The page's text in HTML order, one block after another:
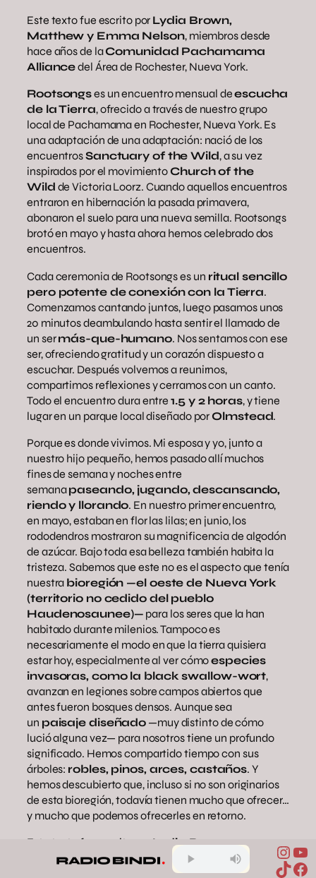
Este texto fue escrito por Lydia Brown,
Matthew y Emma Nelson, miembros desde
hace años de laComunidad Pachamama
Alliancedel Área de Rochester, Nueva York.
Rootsongses un encuentro mensual deescucha
de la Tierra, ofrecido a través de nuestro grupo
local de Pachamama en Rochester, Nueva York. Es
una adaptación de una adaptación: nació de los
encuentrosSanctuary of the Wild, a su vez
inspirados por el movimiento Church of the
Wild de Victoria Loorz. Cuando aquellos encuentros
entraron en hibernación la pasada primavera,
abonaron el suelo para una nueva semilla. Rootsongs
brotó en mayo y hasta ahora hemos celebrado dos
encuentros.
Cada ceremonia de Rootsongs es un ritual sencillo
pero potente de conexión con la Tierra.
Comenzamos cantando juntos, luego pasamos unos
20 minutos deambulando hasta sentir el llamado de
un sermás-que-humano. Nos sentamos con ese
ser, ofreciendo gratitud y un corazón dispuesto a
escuchar. Después volvemos a reunirnos,
compartimos reflexiones y cerramos con un canto.
Todo el encuentro dura entre1.5 y 2 horas, y tiene
lugar en un parque local diseñado por Olmstead.
Porque es donde vivimos. Mi esposa y yo, junto a
nuestro hijo pequeño, hemos pasado allí muchos
fines de semana y noches entre
semanapaseando, jugando, descansando,
riendo y llorando. En nuestro primer encuentro,
en mayo, estaban en flor las lilas; en junio, los
rododendros mostraron su magnificencia de algodón
de azúcar. Bajo toda esa belleza también habita la
tristeza. Sabemos que este no es el aspecto que tenía
nuestra bioregión —el oeste de Nueva York
(territorio no cedido del pueblo
Haudenosaunee)— para los seres que la han
habitado durante milenios. Tampoco es
necesariamente el modo en que la tierra quisiera
estar hoy, especialmente al ver cómoespecies
invasoras, como la black swallow-wort,
avanzan en legiones sobre campos abiertos que
antes fueron bosques densos. Aunque sea
un paisaje diseñado —muy distinto de cómo
lució alguna vez— para nosotros tiene un profundo
significado. Hemos compartido tiempo con sus
árboles: robles, pinos, arces, castaños. Y
hemos descubierto que, incluso si no son originarios
de esta bioregión, todavía tienen mucho que ofrecer…
y mucho que podemos ofrecerles en retorno.
Este texto fue escrito por Lydia Brown,
Matthew y Emma Nelson
, miembros desde
Comunidad Pachamama